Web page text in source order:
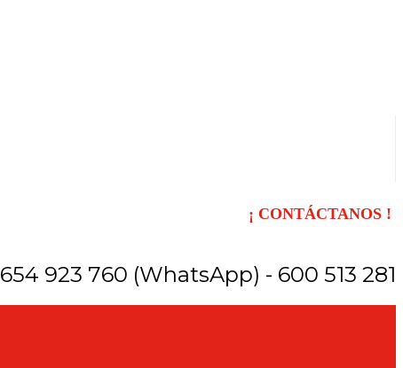
¡ CONTÁCTANOS !
654 923 760 (WhatsApp) - 600 513 281